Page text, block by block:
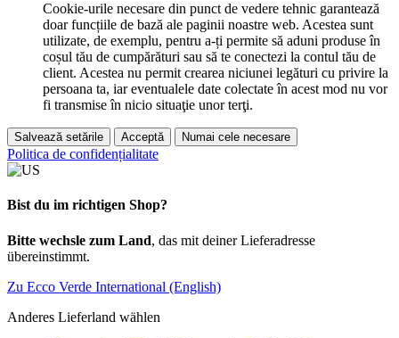
Cookie-urile necesare din punct de vedere tehnic garantează
doar funcțiile de bază ale paginii noastre web. Acestea sunt
utilizate, de exemplu, pentru a-ți permite să aduni produse în
coșul tău de cumpărături sau să te conectezi la contul tău de
client. Acestea nu permit crearea niciunei legături cu privire la
persoana ta, iar eventualele date colectate în acest mod nu vor
fi transmise în nicio situaţie unor terţi.
Salvează setările Acceptă Numai cele necesare
Politica de confidențialitate
Bist du im richtigen Shop?
Bitte wechsle zum Land, das mit deiner Lieferadresse
übereinstimmt.
Zu Ecco Verde International (English)
Anderes Lieferland wählen